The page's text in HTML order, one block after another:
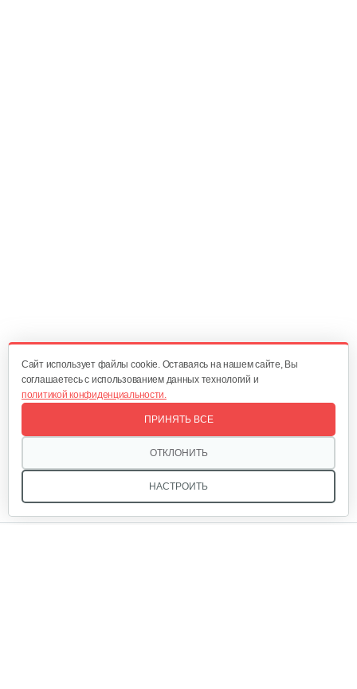
Cайт использует файлы cookie. Оставаясь на нашем сайте, Вы
соглашаетесь с использованием данных технологий и
политикой конфиденциальности.
НАСТРОИТЬ
ОТКЛОНИТЬ
ПРИНЯТЬ ВСЕ